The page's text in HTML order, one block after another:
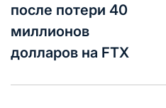
после потери 40
миллионов
долларов на FTX